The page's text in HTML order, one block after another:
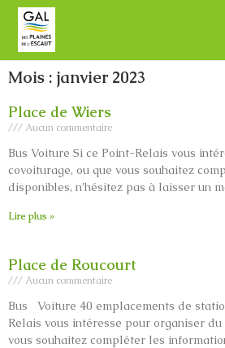
Mois : janvier 2023
Place de Wiers
Aucun commentaire
Bus Voiture Si ce Point-Relais vous
covoiturage, ou que vous souhaitez
disponibles, n’hésitez pas à laisser un
Lire plus »
Place de Roucourt
Aucun commentaire
Bus Voiture 40 emplacements de
Relais vous intéresse pour organiser du
vous souhaitez compléter les